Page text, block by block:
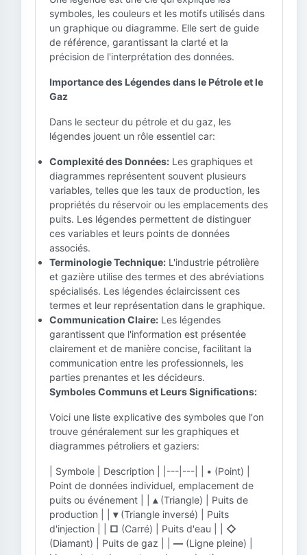
symboles, les couleurs et les motifs utilisés dans
un graphique ou diagramme. Elle sert de guide
de référence, garantissant la clarté et la
précision de l'interprétation des données.
Importance des Légendes dans le Pétrole et le
Gaz
Dans le secteur du pétrole et du gaz, les
légendes jouent un rôle essentiel car:
Complexité des Données: Les graphiques et
diagrammes représentent souvent plusieurs
variables, telles que les taux de production, les
propriétés du réservoir ou les emplacements des
puits. Les légendes permettent de distinguer
ces variables et leurs points de données
associés.
Terminologie Technique: L'industrie pétrolière
et gazière utilise des termes et des abréviations
spécialisés. Les légendes éclaircissent ces
termes et leur représentation dans le graphique.
Communication Claire: Les légendes
garantissent que l'information est présentée
clairement et de manière concise, facilitant la
communication entre les professionnels, les
parties prenantes et les décideurs.
Symboles Communs et Leurs Significations:
Voici une liste explicative des symboles que l'on
trouve généralement sur les graphiques et
diagrammes pétroliers et gaziers:
| Symbole | Description | |---|---| | • (Point) |
Point de données individuel, emplacement de
puits ou événement | | ▴ (Triangle) | Puits de
production | | ▾(Triangle inversé) | Puits
d'injection | | □ (Carré) | Puits d'eau | | ◇
(Diamant) | Puits de gaz | | — (Ligne pleine) |